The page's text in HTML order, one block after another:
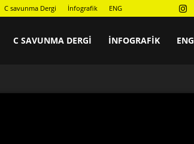
C savunma Dergi İnfografik ENG
C SAVUNMA DERGI İNFOGRAFIK ENG